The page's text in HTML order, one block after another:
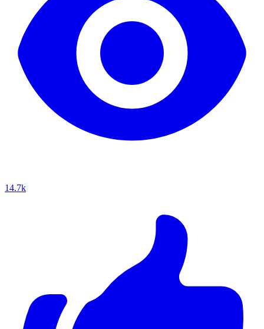
14.7k